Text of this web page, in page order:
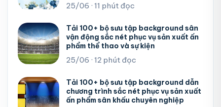
25/06 · 11 phút đọc
Tải 100+ bộ sưu tập background sân
vận động sắc nét phục vụ sản xuất ấn
phẩm thể thao và sự kiện
25/06 · 12 phút đọc
Tải 100+ bộ sưu tập background dẫn
chương trình sắc nét phục vụ sản xuất
ấn phẩm sân khấu chuyên nghiệp